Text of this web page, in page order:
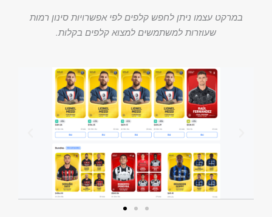
במרקט עצמו ניתן לחפש קלפים לפי אפשרויות סינון רמות
שעוזרות למשתמשים למצוא קלפים בקלות.